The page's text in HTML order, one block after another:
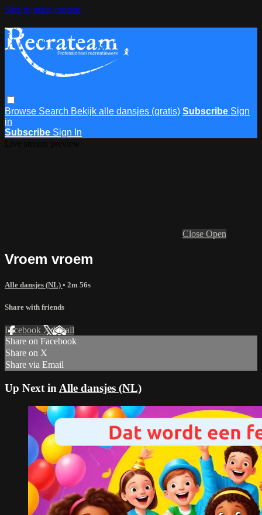
Skip to main content
Browse Search Bekijk alle dansjes (gratis) Subscribe Sign
in
Subscribe Sign In
Close Open
Vroem vroem
Alle dansjes (NL) • 2m 56s
Share with friends
Facebook XEmail
Share on Facebook
Share on X
Share via Email
Up Next in Alle dansjes (NL)